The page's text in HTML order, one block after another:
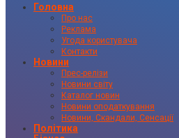
Головна
Про нас
Реклама
Угода користувача
Контакти
Новини
Прес-релізи
Новини світу
Каталог новин
Новини оподаткування
Новини, Скандали, Сенсації
Політика